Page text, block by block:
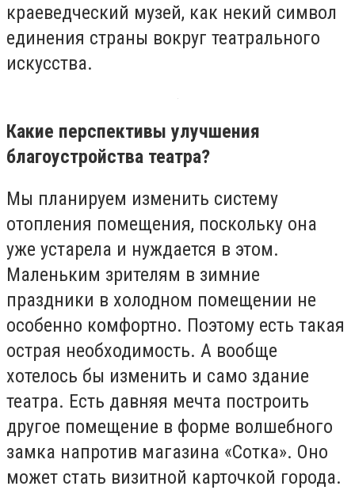
краеведческий музей, как некий символ
единения страны вокруг театрального
искусства.
Какие перспективы улучшения
благоустройства театра?
Мы планируем изменить систему
отопления помещения, поскольку она
уже устарела и нуждается в этом.
Маленьким зрителям в зимние
праздники в холодном помещении не
особенно комфортно. Поэтому есть такая
острая необходимость. А вообще
хотелось бы изменить и само здание
театра. Есть давняя мечта построить
другое помещение в форме волшебного
замка напротив магазина «Сотка». Оно
может стать визитной карточкой города.